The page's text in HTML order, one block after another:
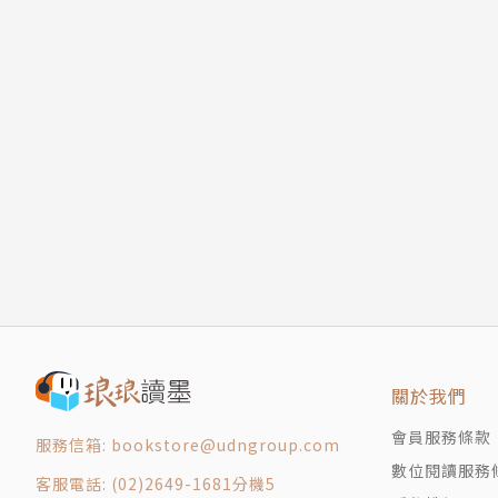
服務信箱: bookstore@udngroup.com
客服電話: (02)2649-1681分機5
關於我們
會員服務條款
數位閱讀服務